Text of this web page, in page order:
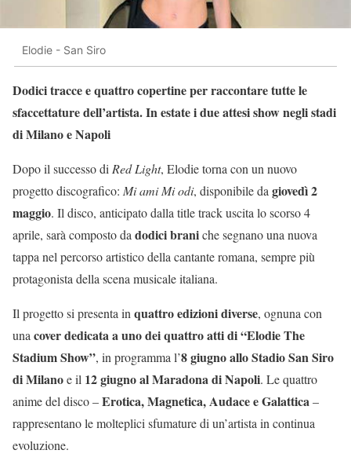
Elodie - San Siro
Dodici tracce e quattro copertine per raccontare tutte le
sfaccettature dell’artista. In estate i due attesi show negli stadi
di Milano e Napoli
Dopo il successo diRed Light, Elodie torna con un nuovo
progetto discografico: Mi ami Mi odi, disponibile dagiovedì 2
maggio. Il disco, anticipato dalla title track uscita lo scorso 4
aprile, sarà composto dadodici braniche segnano una nuova
tappa nel percorso artistico della cantante romana, sempre più
protagonista della scena musicale italiana.
Il progetto si presenta inquattro edizioni diverse, ognuna con
unacover dedicata a uno dei quattro atti di “Elodie The
Stadium Show”, in programma l’8 giugno allo Stadio San Siro
di Milanoe il 12 giugno al Maradona di Napoli. Le quattro
anime del disco –Erotica, Magnetica, Audace e Galattica–
rappresentano le molteplici sfumature di un’artista in continua
evoluzione.